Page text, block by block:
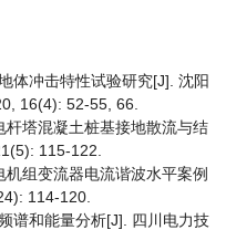
体冲击特性试验研究[J]. 沈阳
16(4): 52-55, 66.
塔混凝土桩基接地散流与结
115-122.
组变流器电流谐波水平案例
114-120.
谱和能量分析[J]. 四川电力技